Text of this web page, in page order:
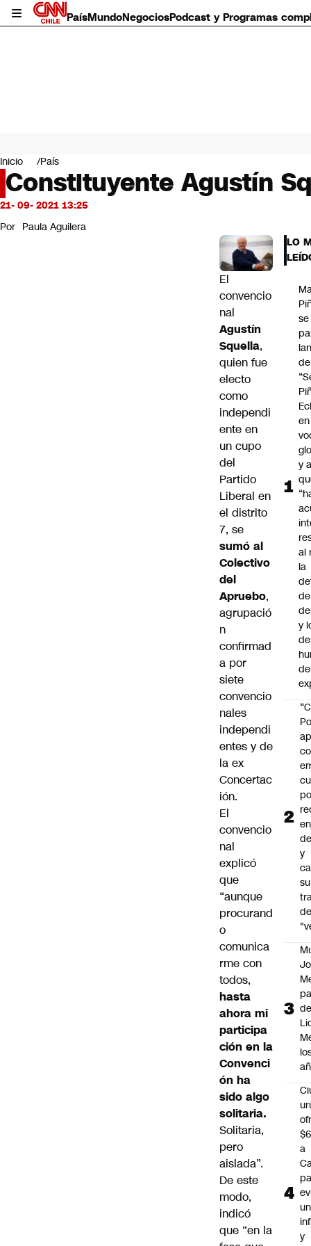
PaísMundoNegociosPodcast y Programas
Mundo
Negocios
Deportes
Programas completos
Servicios
Inicio País
Constituyente Agustín
21- 09- 2021 13:25
Por Paula Aguilera
El
convencio
nal
Agustín
Squella,
quien fue
electo
como
independi
ente en
un cupo
del
Partido
Liberal en
el distrito
7, se
sumó al
Colectivo
del
Apruebo,
agrupació
n
confirmad
a por
siete
convencio
nales
independi
entes y de
la ex
Concertac
ión.
El
convencio
nal
explicó
que
“aunque
procurand
o
comunica
rme con
todos,
hasta
ahora mi
participa
ción en la
Convenci
ón ha
sido algo
solitaria.
Solitaria,
pero
aislada”.
De este
modo,
indicó
que “en la
LO
de
y
al
la
y
y
su
de
de
a
y